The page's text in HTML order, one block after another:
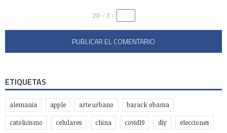
20 − 3 =
ETIQUETAS
alemania apple arte urbano barack obama
catolicismo celulares china covid19 diy elecciones